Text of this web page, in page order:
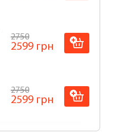
2750
2599 грн
2750
2599 грн